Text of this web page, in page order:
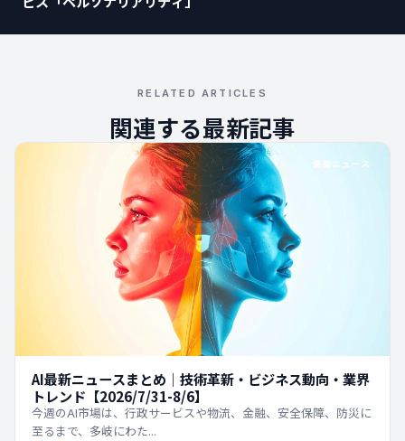
RELATED ARTICLES
関連する最新記事
最新ニュース
AI最新ニュースまとめ｜技術革新・ビジネス動向・業界
トレンド【2026/7/31-8/6】
今週のAI市場は、行政サービスや物流、金融、安全保障、防災に
至るまで、多岐にわた...